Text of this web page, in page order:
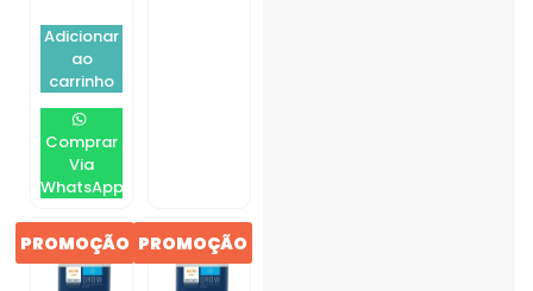
Adicionar
ao
carrinho
Comprar
Via
WhatsApp
PROMOÇÃO PROMOÇÃO